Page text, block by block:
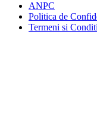
ANPC
Politica de
Termeni si